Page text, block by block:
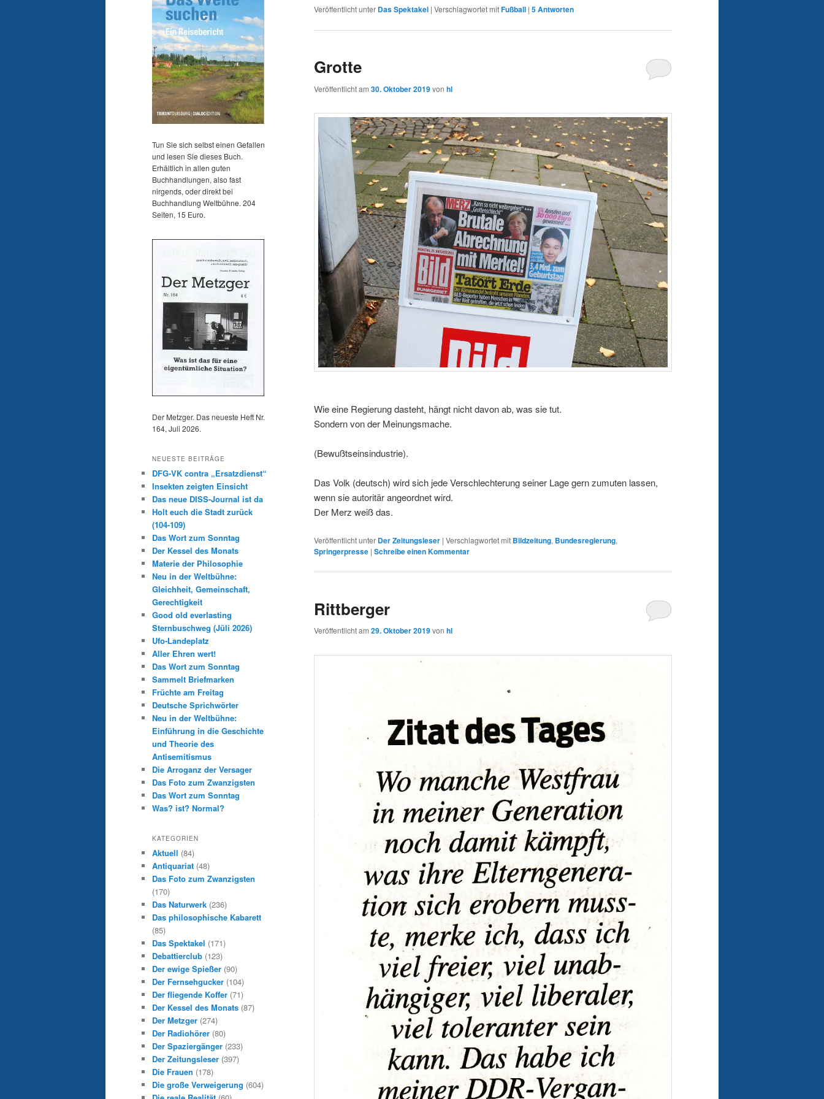
Veröffentlicht unter Das Spektakel | Verschlagwortet mitFußball | 5Antworten
Grotte
Veröffentlicht am 30. Oktober 2019von hl
Wie eine Regierung dasteht, hängt nicht davon ab, was sie tut.
Sondern von der Meinungsmache.
(Bewußtseinsindustrie).
Das Volk (deutsch) wird sich jede Verschlechterung seiner Lage gern zumuten lassen,
wenn sie autoritär angeordnet wird.
Der Merz weiß das.
Veröffentlicht unter Der Zeitungsleser | Verschlagwortet mit Bildzeitung, Bundesregierung,
Springerpresse | Schreibe einen Kommentar
Rittberger
Veröffentlicht am 29. Oktober 2019von hl
Tun Sie sich selbst einen Gefallen
und lesen Sie dieses Buch.
Erhältlich in allen guten
Buchhandlungen, also fast
nirgends, oder direkt bei
Buchhandlung Weltbühne. 204
Seiten, 15 Euro.
Der Metzger. Das neueste Heft Nr.
164, Juli 2026.
NEUESTE BEITRÄGE
DFG-VK contra „Ersatzdienst“
Insekten zeigten Einsicht
Das neue DISS-Journal ist da
Holt euch die Stadt zurück
(104-109)
Das Wort zum Sonntag
Der Kessel des Monats
Materie der Philosophie
Neu in der Weltbühne:
Gleichheit, Gemeinschaft,
Gerechtigkeit
Good old everlasting
Sternbuschweg (Jüli 2026)
Ufo-Landeplatz
Aller Ehren wert!
Das Wort zum Sonntag
Sammelt Briefmarken
Früchte am Freitag
Deutsche Sprichwörter
Neu in der Weltbühne:
Einführung in die Geschichte
und Theorie des
Antisemitismus
Die Arroganz der Versager
Das Foto zum Zwanzigsten
Das Wort zum Sonntag
Was? ist? Normal?
KATEGORIEN
Aktuell (84)
Antiquariat (48)
Das Foto zum Zwanzigsten
(170)
Das Naturwerk (236)
Das philosophische Kabarett
(85)
Das Spektakel (171)
Debattierclub (123)
Der ewige Spießer (90)
Der Fernsehgucker (104)
Der fliegende Koffer (71)
Der Kessel des Monats (87)
Der Metzger (274)
Der Radiohörer (80)
Der Spaziergänger (233)
Der Zeitungsleser (397)
Die Frauen (178)
Die große Verweigerung (604)